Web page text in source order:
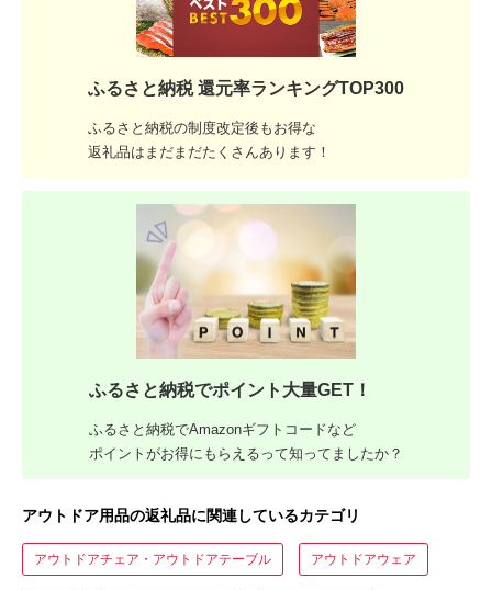
ふるさと納税 還元率ランキングTOP300
ふるさと納税の制度改定後もお得な
返礼品はまだまだたくさんあります！
ふるさと納税でポイント大量GET！
ふるさと納税でAmazonギフトコードなど
ポイントがお得にもらえるって知ってましたか？
アウトドア用品の返礼品に関連しているカテゴリ
アウトドアチェア・アウトドアテーブル アウトドアウェア